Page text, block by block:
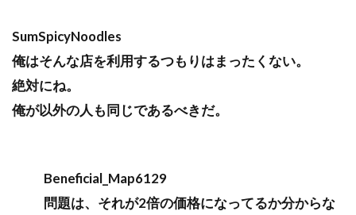
SumSpicyNoodles
俺はそんな店を利用するつもりはまったくない。
絶対にね。
俺が以外の人も同じであるべきだ。
Beneficial_Map6129
問題は、それが2倍の価格になってるか分からな